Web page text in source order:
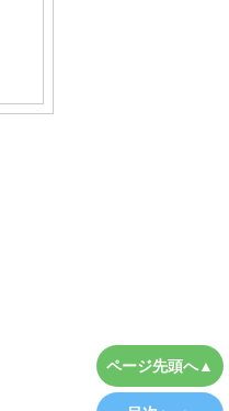
ページ先頭へ▲